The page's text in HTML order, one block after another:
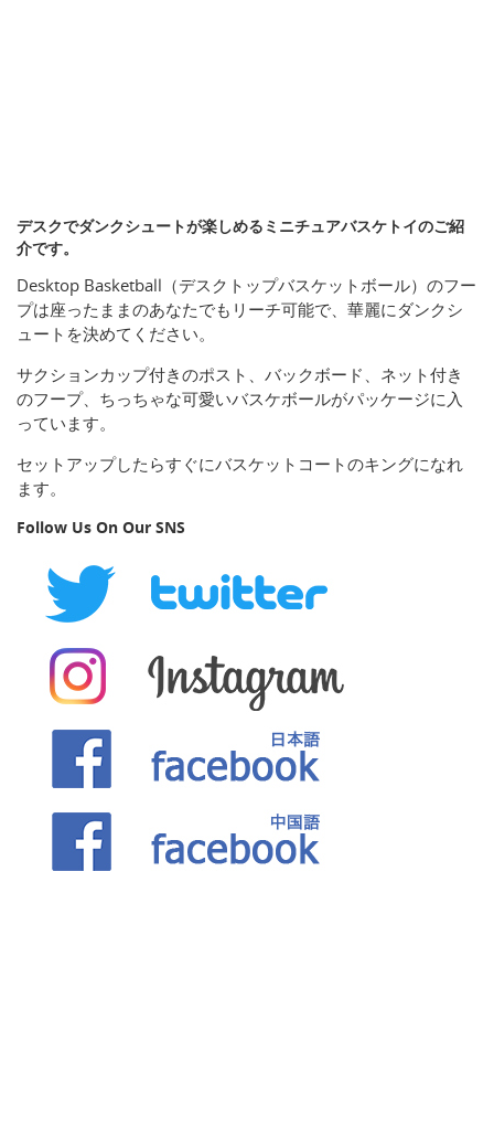
デスクでダンクシュートが楽しめるミニチュアバスケトイのご紹
介です。
Desktop Basketball（デスクトップバスケットボール）のフー
プは座ったままのあなたでもリーチ可能で、華麗にダンクシ
ュートを決めてください。
サクションカップ付きのポスト、バックボード、ネット付き
のフープ、ちっちゃな可愛いバスケボールがパッケージに入
っています。
セットアップしたらすぐにバスケットコートのキングになれ
ます。
Follow Us On Our SNS